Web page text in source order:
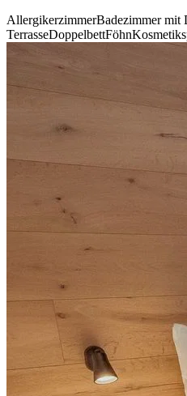
AllergikerzimmerBadezimmer mit
TerrasseDoppelbettFöhn